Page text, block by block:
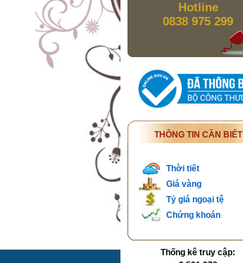
Hotline
0838 975 299
THÔNG TIN CẦN BIẾT
Thời tiết
Giá vàng
Tỷ giá ngoại tệ
Chứng khoán
Thống kê truy cập: